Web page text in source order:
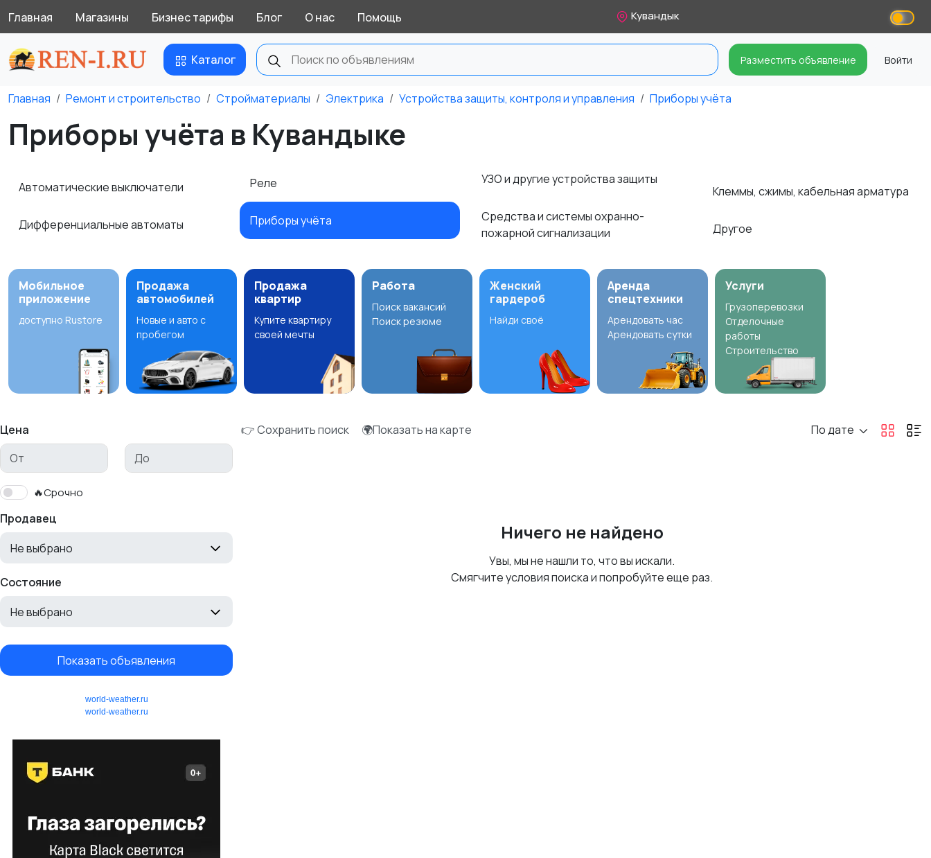
Главная Магазины Бизнес тарифы Блог О нас Помощь Кувандык
Каталог Разместить объявление Войти
Главная Ремонт и строительство Стройматериалы Электрика Устройства защиты, контроля и управления Приборы учёта
Приборы учёта в Кувандыке
Автоматические выключатели
Дифференциальные автоматы
Реле
Приборы учёта
УЗО и другие устройства защиты
Средства и системы охранно-
пожарной сигнализации
Клеммы, сжимы, кабельная арматура
Другое
Мобильное
приложение
доступно Rustore
Продажа
автомобилей
Новые и авто с
пробегом
Продажа
квартир
Купите квартиру
своей мечты
Работа
Поиск вакансий
Поиск резюме
Женский
гардероб
Найди своё
Аренда
спецтехники
Арендовать час
Арендовать сутки
Услуги
Грузоперевозки
Отделочные
работы
Строительство
Цена
🔥Срочно
Продавец
Не выбрано
Состояние
Не выбрано
Показать объявления
world-weather.ru
world-weather.ru
👉 Сохранить поиск 🌍Показать на карте По дате
Ничего не найдено
Увы, мы не нашли то, что вы искали.
Смягчите условия поиска и попробуйте еще раз.